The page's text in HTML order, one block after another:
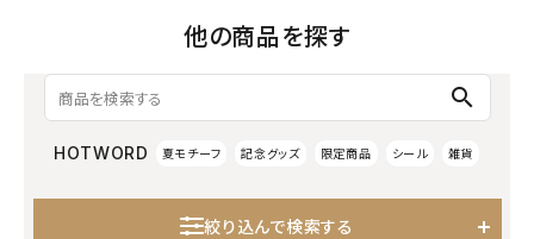
他の商品を探す
search
HOTWORD 夏モチーフ 記念グッズ 限定商品 シール 雑貨
絞り込んで検索する